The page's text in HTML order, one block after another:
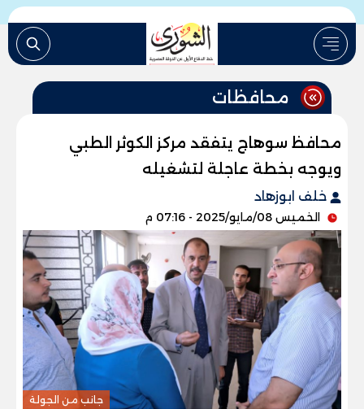
محافظات
محافظ سوهاج يتفقد مركز الكوثر الطبي
ويوجه بخطة عاجلة لتشغيله
خلف ابوزهاد
الخميس 08/مايو/2025 - 07:16 م
جانب من الجولة